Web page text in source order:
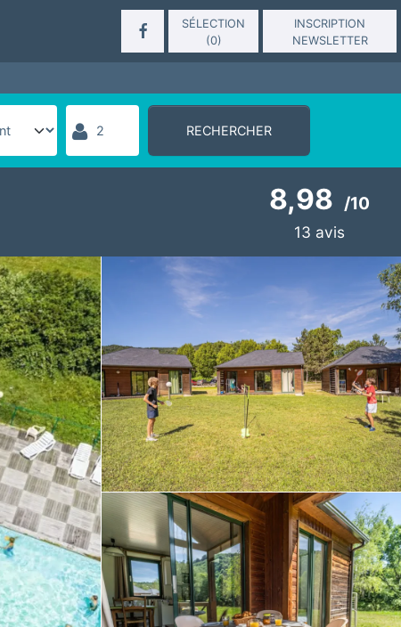
SÉLECTION
(0)
INSCRIPTION
NEWSLETTER
RECHERCHER
8,98 /10
13 avis